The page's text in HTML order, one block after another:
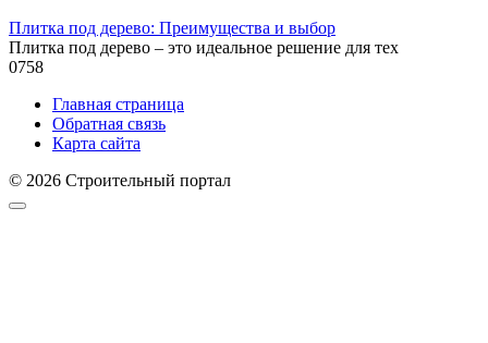
Плитка под дерево: Преимущества и выбор
Плитка под дерево – это идеальное решение для тех
0758
Главная страница
Обратная связь
Карта сайта
© 2026 Строительный портал